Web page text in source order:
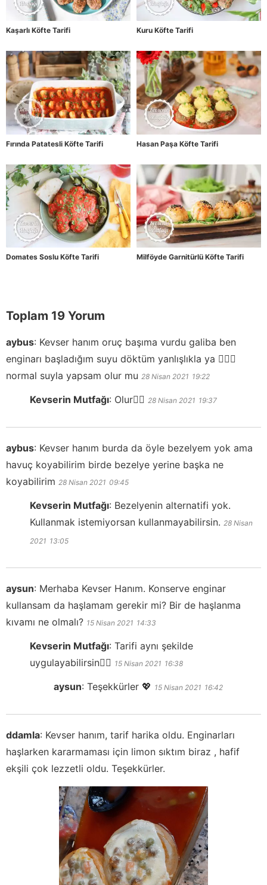
Kaşarlı Köfte Tarifi Kuru Köfte Tarifi
Fırında Patatesli Köfte Tarifi Hasan Paşa Köfte Tarifi
Domates Soslu Köfte Tarifi Milföyde Garnitürlü Köfte Tarifi
Toplam 19 Yorum
aybus: Kevser hanım oruç başıma vurdu galiba ben
enginarı başladığım suyu döktüm yanlışlıkla ya 🤦🏻‍♀️
normal suyla yapsam olur mu 28 Nisan 2021 19:22
Kevserin Mutfağı: Olur👍🏻 28 Nisan 2021 19:37
aybus: Kevser hanım burda da öyle bezelyem yok ama
havuç koyabilirim birde bezelye yerine başka ne
koyabilirim 28 Nisan 2021 09:45
Kevserin Mutfağı: Bezelyenin alternatifi yok.
Kullanmak istemiyorsan kullanmayabilirsin. 28 Nisan
2021 13:05
aysun: Merhaba Kevser Hanım. Konserve enginar
kullansam da haşlamam gerekir mi? Bir de haşlanma
kıvamı ne olmalı? 15 Nisan 2021 14:33
Kevserin Mutfağı: Tarifi aynı şekilde
uygulayabilirsin👍🏻 15 Nisan 2021 16:38
aysun: Teşekkürler 💖 15 Nisan 2021 16:42
ddamla: Kevser hanım, tarif harika oldu. Enginarları
haşlarken kararmaması için limon sıktım biraz , hafif
ekşili çok lezzetli oldu. Teşekkürler.